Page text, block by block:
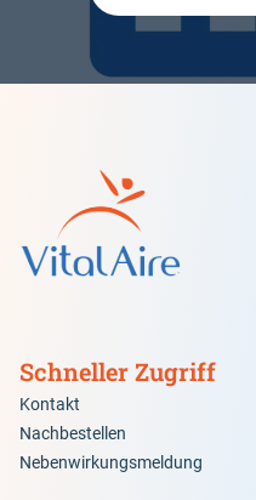
Schneller Zugriff
Kontakt
Nachbestellen
Nebenwirkungsmeldung